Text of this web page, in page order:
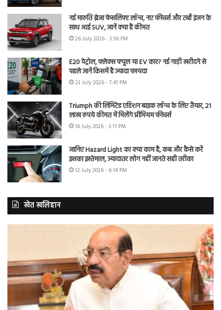
नई मारुति ब्रेजा फेसलिफ्ट लॉन्च, नए फीचर्स और टर्बो इंजन के
साथ आई SUV, जानें क्या है कीमत
26 July 2026 - 3:56 PM
E20 पेट्रोल, फ्लेक्स फ्यूल या EV कार? नई गाड़ी खरीदने से
पहले जानें किसमें है ज्यादा फायदा
23 July 2026 - 7:41 PM
Triumph की लिमिटेड एडिशन बाइक लॉन्च के लिए तैयार, 21
लाख रुपये कीमत में मिलेंगे प्रीमियम फीचर्स
16 July 2026 - 3:17 PM
जानिए Hazard Light का क्या काम है, कब और कैसे करें
इसका इस्तेमाल, ज्यादातर लोग नहीं जानते सही तरीका
12 July 2026 - 6:14 PM
खेत खलिहान